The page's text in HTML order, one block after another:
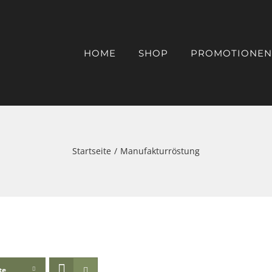
HOME SHOP PROMOTIONEN
Startseite Manufakturröstung